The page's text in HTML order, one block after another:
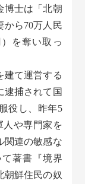
博士は「北朝
から70万人民
を奪い取っ
て運営する
逮捕されて国
役し、昨年5
人や専門家を
関連の敏感な
著書『境界
朝鮮住民の奴